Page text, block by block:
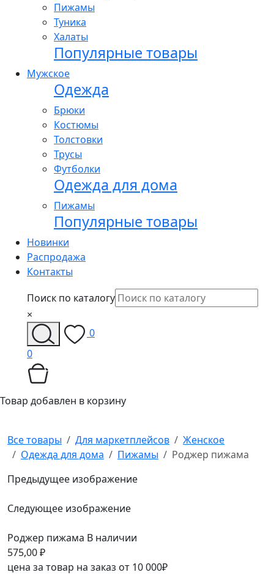
Пижамы
Туника
Халаты
Популярные товары
Мужское
Одежда
Брюки
Костюмы
Толстовки
Трусы
Футболки
Одежда для дома
Пижамы
Популярные товары
Новинки
Распродажа
Контакты
Поиск по каталогу
×
0
0
Товар добавлен в корзину
Все товары Для маркетплейсов
Женское
Одежда для дома
Пижамы
Роджер пижама
Предыдущее изображение
Следующее изображение
Роджер пижама В наличии
575,00₽
цена за товар на заказ от 10 000₽